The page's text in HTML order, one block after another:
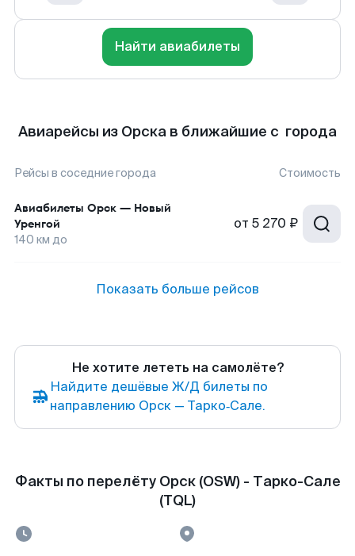
Найти авиабилеты
Авиарейсы из Орска в ближайшие с города
Рейсы в соседние города Стоимость
Авиабилеты Орск — Новый
Уренгой
140 км до
от 5 270 ₽
Показать больше рейсов
Не хотите лететь на самолёте?
Найдите дешёвые Ж/Д билеты по
направлению Орск — Тарко‑Сале.
Факты по перелёту Орск (OSW) - Тарко-Сале
(TQL)